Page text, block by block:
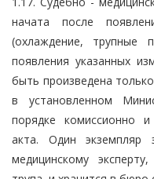
начата после
(охлаждение, трупные
появления указанных
быть произведена
в установленном
порядке комиссионно
акта. Один экземпляр
медицинскому